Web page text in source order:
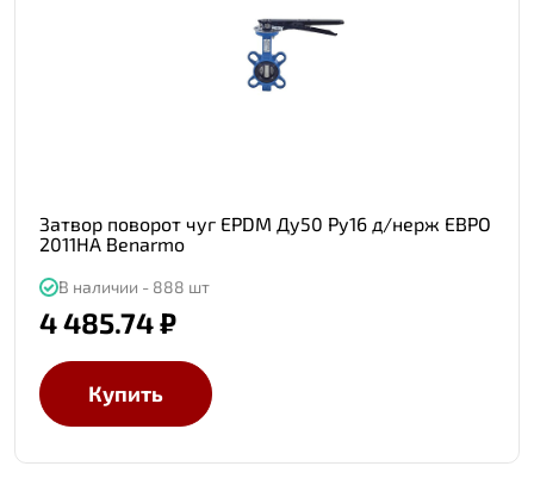
Затвор поворот чуг EPDM Ду50 Ру16 д/нерж ЕВРО
2011HA Benarmo
В наличии - 888 шт
4 485.74 ₽
Купить